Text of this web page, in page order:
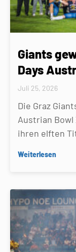
Giants
Days
Juli 25, 2026
Die Graz
Austrian
ihren elften
Weiterlesen